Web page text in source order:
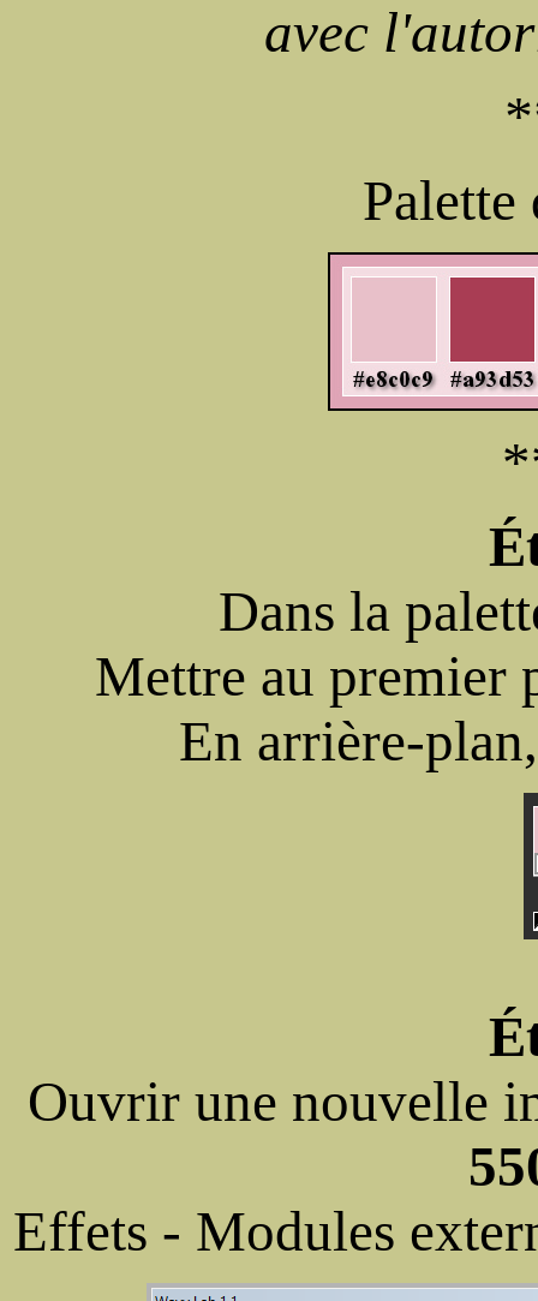
avec
Palette
Dans la
Mettre au premier
En arrière-
Ouvrir une nouvelle
Effets - Modules